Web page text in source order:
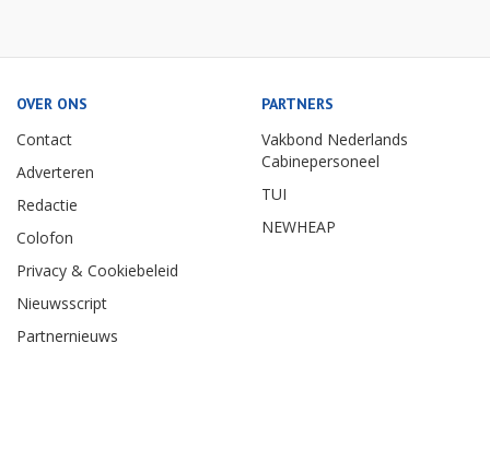
OVER ONS
Contact
Adverteren
Redactie
Colofon
Privacy & Cookiebeleid
Nieuwsscript
Partnernieuws
PARTNERS
Vakbond Nederlands
Cabinepersoneel
TUI
NEWHEAP